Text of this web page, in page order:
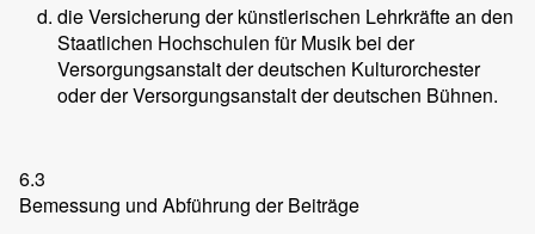
die Versicherung der künstlerischen Lehrkräfte an den
Staatlichen Hochschulen für Musik bei der
Versorgungsanstalt der deutschen Kulturorchester
oder der Versorgungsanstalt der deutschen Bühnen.
6.3
Bemessung und Abführung der Beiträge